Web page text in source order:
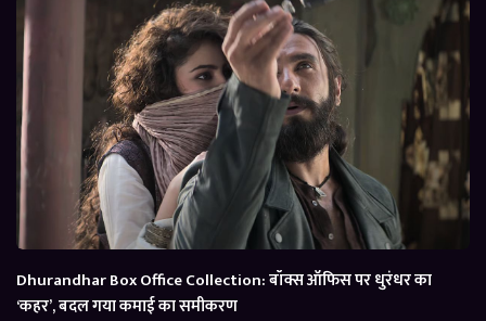
Dhurandhar Box Office Collection: बॉक्स ऑफिस पर धुरंधर का
‘कहर’, बदल गया कमाई का समीकरण